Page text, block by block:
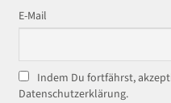
E-Mail
Indem Du fortfährst,
Datenschutzerklärung.